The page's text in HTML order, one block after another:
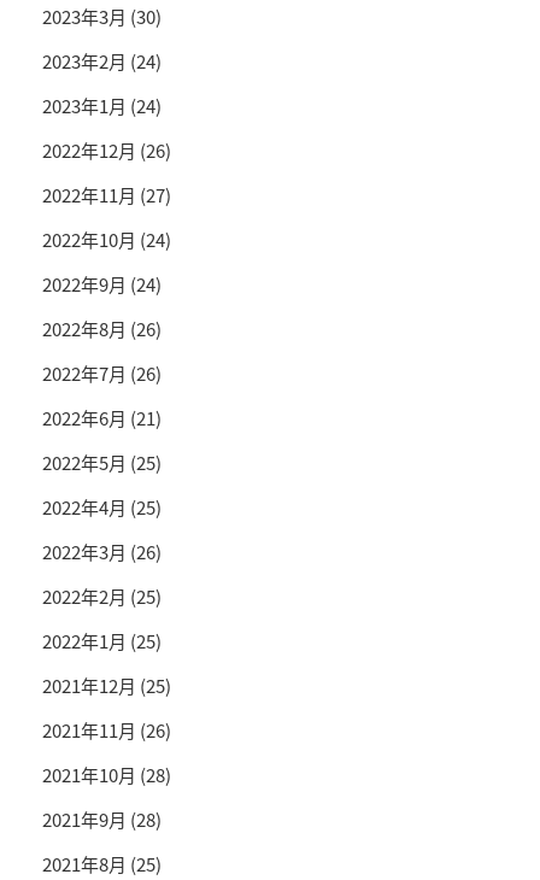
2023年3月 (30)
2023年2月 (24)
2023年1月 (24)
2022年12月 (26)
2022年11月 (27)
2022年10月 (24)
2022年9月 (24)
2022年8月 (26)
2022年7月 (26)
2022年6月 (21)
2022年5月 (25)
2022年4月 (25)
2022年3月 (26)
2022年2月 (25)
2022年1月 (25)
2021年12月 (25)
2021年11月 (26)
2021年10月 (28)
2021年9月 (28)
2021年8月 (25)